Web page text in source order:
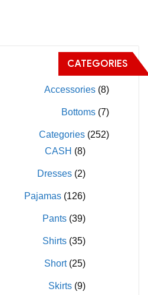
اختيار
صفحة
CATEGORIES
Accessories (8)
Bottoms (7)
Categories (252)
CASH (8)
Dresses (2)
Pajamas (126)
Pants (39)
Shirts (35)
Short (25)
Skirts (9)